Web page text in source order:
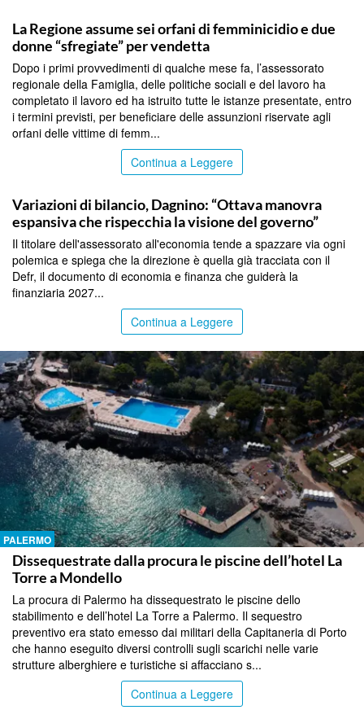
La Regione assume sei orfani di femminicidio e due
donne “sfregiate” per vendetta
Dopo i primi provvedimenti di qualche mese fa, l’assessorato
regionale della Famiglia, delle politiche sociali e del lavoro ha
completato il lavoro ed ha istruito tutte le istanze presentate, entro
i termini previsti, per beneficiare delle assunzioni riservate agli
orfani delle vittime di femm...
Continua a Leggere
Variazioni di bilancio, Dagnino: “Ottava manovra
espansiva che rispecchia la visione del governo”
Il titolare dell'assessorato all'economia tende a spazzare via ogni
polemica e spiega che la direzione è quella già tracciata con il
Defr, il documento di economia e finanza che guiderà la
finanziaria 2027...
Continua a Leggere
PALERMO
Dissequestrate dalla procura le piscine dell’hotel La
Torre a Mondello
La procura di Palermo ha dissequestrato le piscine dello
stabilimento e dell’hotel La Torre a Palermo. Il sequestro
preventivo era stato emesso dai militari della Capitaneria di Porto
che hanno eseguito diversi controlli sugli scarichi nelle varie
strutture alberghiere e turistiche si affacciano s...
Continua a Leggere